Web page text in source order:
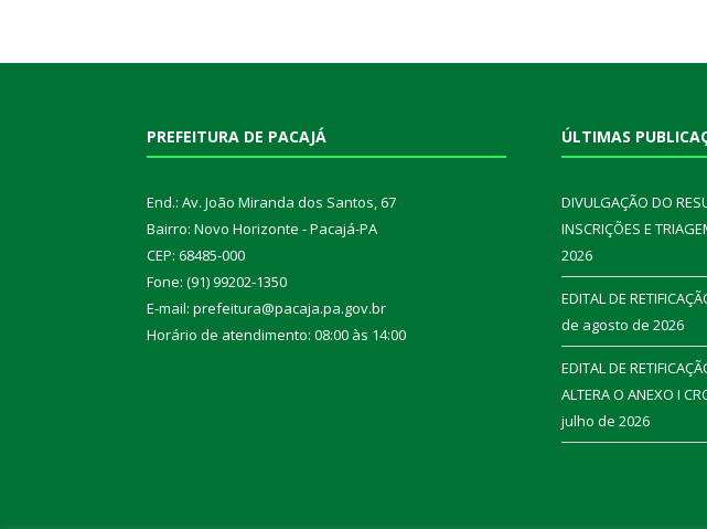
PREFEITURA DE PACAJÁ
End.: Av. João Miranda dos Santos, 67
Bairro: Novo Horizonte - Pacajá-PA
CEP: 68485-000
Fone: (91) 99202-1350
E-mail: prefeitura@pacaja.pa.gov.br
Horário de atendimento: 08:00 às 14:00
ÚLTIMAS
DIVULGAÇÃO DO
INSCRIÇÕES E
2026
EDITAL DE
de agosto de 2026
EDITAL DE
ALTERA O ANEXO I
julho de 2026